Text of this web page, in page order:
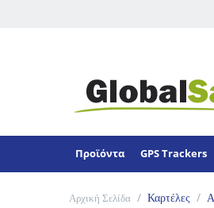
Προϊόντα GPS Trackers
Αρχική Σελίδα / Καρτέλες /